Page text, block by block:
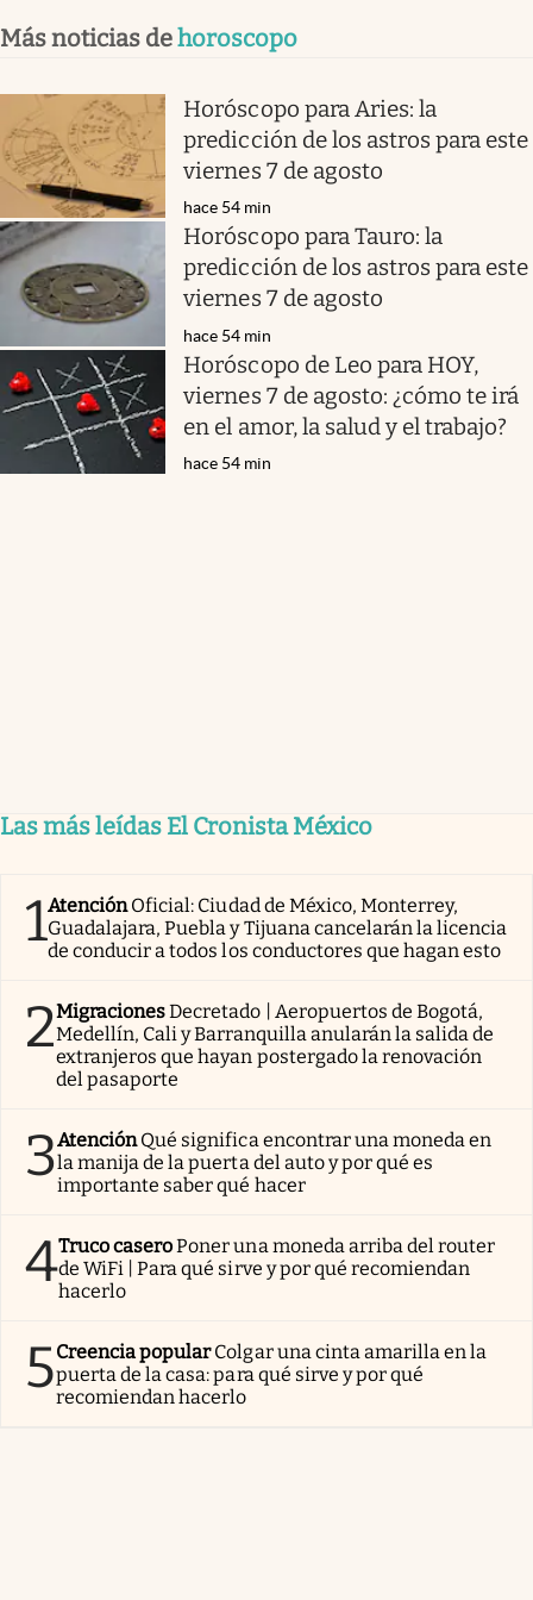
Más noticias dehoroscopo
Horóscopo para Aries: la
predicción de los astros para este
viernes 7 de agosto
hace 54 min
Horóscopo para Tauro: la
predicción de los astros para este
viernes 7 de agosto
hace 54 min
Horóscopo de Leo para HOY,
viernes 7 de agosto: ¿cómo te irá
en el amor, la salud y el trabajo?
hace 54 min
Las más leídas El Cronista México
1AtenciónOficial: Ciudad de México, Monterrey,
Guadalajara, Puebla y Tijuana cancelarán la licencia
de conducir a todos los conductores que hagan esto
2MigracionesDecretado | Aeropuertos de Bogotá,
Medellín, Cali y Barranquilla anularán la salida de
extranjeros que hayan postergado la renovación
del pasaporte
3AtenciónQué significa encontrar una moneda en
la manija de la puerta del auto y por qué es
importante saber qué hacer
4Truco caseroPoner una moneda arriba del router
de WiFi | Para qué sirve y por qué recomiendan
hacerlo
5Creencia popularColgar una cinta amarilla en la
puerta de la casa: para qué sirve y por qué
recomiendan hacerlo